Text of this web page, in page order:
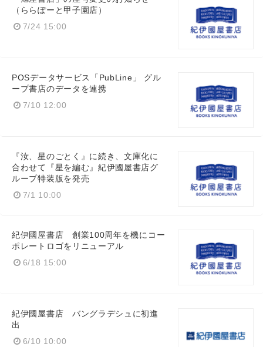
（ららぽーと甲子園店）
7/24 15:00
POSデータサービス「PubLine」 グル
ープ書店のデータを連携
7/10 12:00
『汝、星のごとく』に続き、文庫化に
合わせて『星を編む』紀伊國屋書店グ
ループ特装版を発売
7/1 10:00
紀伊國屋書店 創業100周年を機にコー
ポレートロゴをリニューアル
6/18 15:00
紀伊國屋書店 バングラデシュに初進
出
6/10 10:00